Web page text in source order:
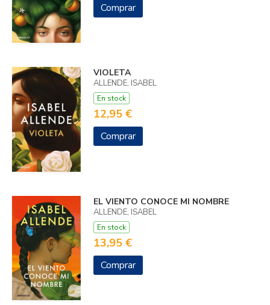
Comprar
VIOLETA
ALLENDE, ISABEL
En stock
12,95 €
Comprar
EL VIENTO CONOCE MI NOMBRE
ALLENDE, ISABEL
En stock
13,95 €
Comprar